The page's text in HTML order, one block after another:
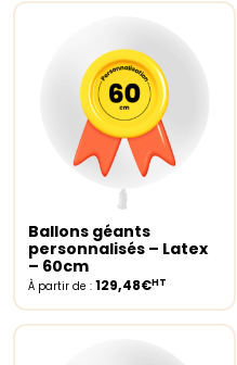
Select options
Ballons géants
personnalisés – Latex
– 60cm
À partir de : 129,48€HT